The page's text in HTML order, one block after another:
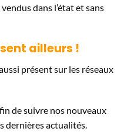
dans l’état et sans
ailleurs !
présent sur les réseaux
de suivre nos nouveaux
dernières actualités.